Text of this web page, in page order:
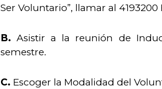
Ser Voluntario”, llamar al 4193200
B. Asistir a la reunión de
semestre.
C. Escoger la Modalidad del